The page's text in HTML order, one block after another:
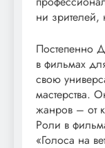
ни зрителей,
Постепенно
в фильмах
свою
мастерства.
жанров – от
Роли в
«Голоса на